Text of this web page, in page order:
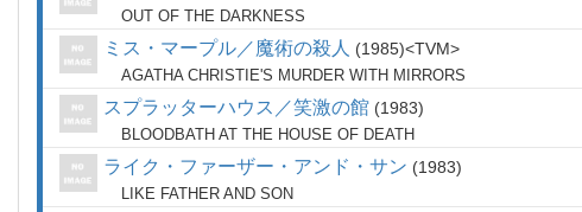
OUT OF THE DARKNESS
ミス・マープル／魔術の殺人 1985 TVM
AGATHA CHRISTIE'S MURDER WITH MIRRORS
スプラッターハウス／笑激の館 1983
BLOODBATH AT THE HOUSE OF DEATH
ライク・ファーザー・アンド・サン 1983
LIKE FATHER AND SON